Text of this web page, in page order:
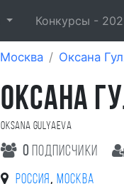
Конкурсы - 202
Москва Оксана
ОКСАНА
Oksana Gulyaeva
0 подписчики
Россия, Москва